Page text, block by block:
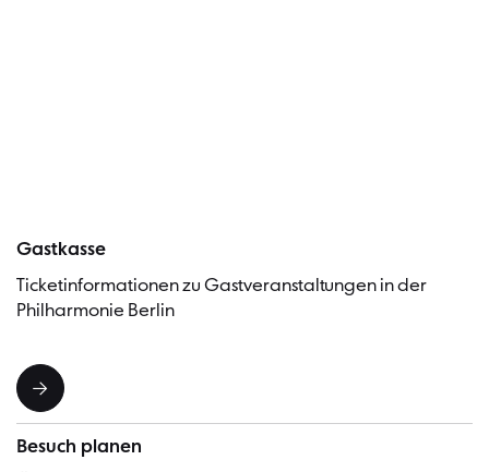
Gastkasse
Ticketinformationen zu Gastveranstaltungen in der
Philharmonie Berlin
Besuch planen